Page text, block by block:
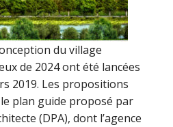
du village
de 2024 ont été lancées
2019. Les propositions
plan guide proposé par
(DPA), dont l’agence